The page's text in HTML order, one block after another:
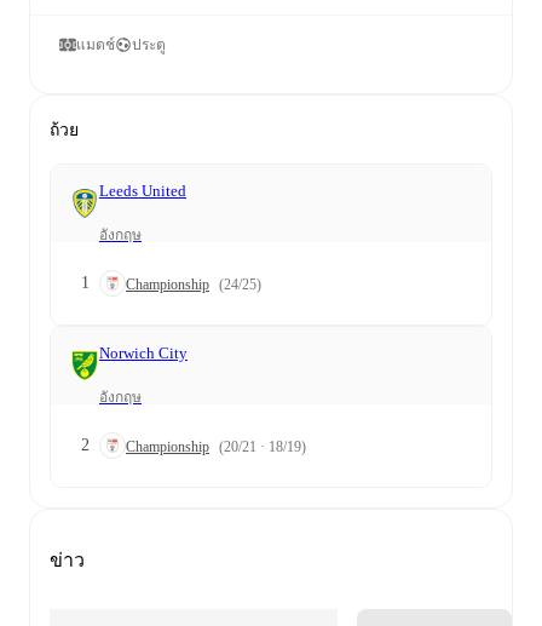
แมตช์ ประตู
ถ้วย
Leeds United
อังกฤษ
1 Championship (24/25)
Norwich City
อังกฤษ
2 Championship (20/21 · 18/19)
ข่าว